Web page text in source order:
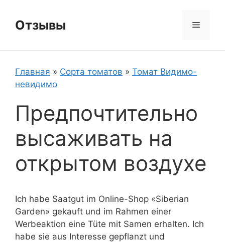
содержимому
Отзывы Меню
Главная » Сорта томатов » Томат Видимо-
невидимо
Предпочтительно
высаживать на
открытом воздухе
Ich habe Saatgut im Online-Shop «Siberian
Garden» gekauft und im Rahmen einer
Werbeaktion eine Tüte mit Samen erhalten. Ich
habe sie aus Interesse gepflanzt und